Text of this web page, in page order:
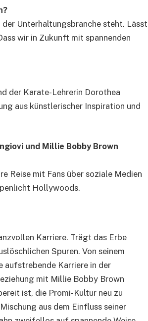
Unterhaltungsbranche steht. Lässt
wir in Zukunft mit spannenden
der Karate-Lehrerin Dorothea
aus künstlerischer Inspiration und
und Millie Bobby Brown
Reise mit Fans über soziale Medien
Hollywoods.
Karriere. Trägt das Erbe
Spuren. Von seinem
aufstrebende Karriere in der
mit Millie Bobby Brown
ist, die Promi-Kultur neu zu
aus dem Einfluss seiner